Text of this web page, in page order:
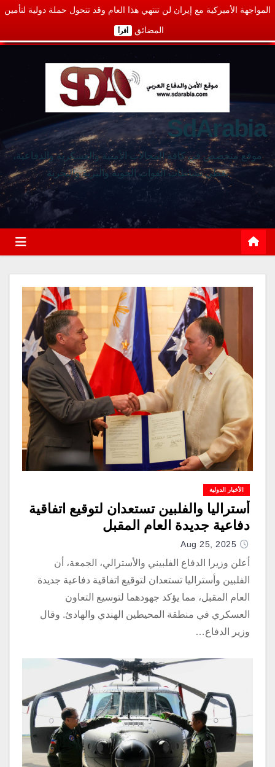
المواجهة الأميركية مع إيران لن تنتهي هذا العام وقد تتحول حملة دولية لتأمين
المضائق أقرأ
SdArabia
موقع متخصص في كافة المجالات الأمنية والعسكرية والدفاعية،
يغطي نشاطات القوات الجوية والبرية والبحرية
الأخبار الدولية
أستراليا والفلبين تستعدان لتوقيع اتفاقية
دفاعية جديدة العام المقبل
Aug 25, 2025
أعلن وزيرا الدفاع الفلبيني والأسترالي، الجمعة، أن
الفلبين وأستراليا تستعدان لتوقيع اتفاقية دفاعية جديدة
العام المقبل، مما يؤكد جهودهما لتوسيع التعاون
العسكري في منطقة المحيطين الهندي والهادئ. وقال
وزير الدفاع…